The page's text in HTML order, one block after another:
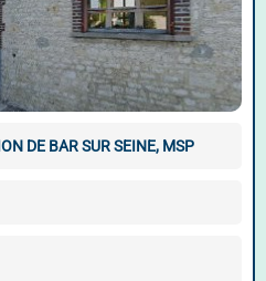
DE BAR SUR SEINE, MSP